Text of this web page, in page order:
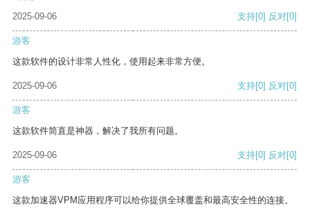
2025-09-06
支持[0] 反对[0]
游客
这款软件的设计非常人性化，使用起来非常方便。
2025-09-06 支持[0] 反对[0]
游客
这款软件简直是神器，解决了我所有问题。
2025-09-06 支持[0] 反对[0]
游客
这款加速器VPM应用程序可以给你提供全球覆盖和最高安全性的连接。